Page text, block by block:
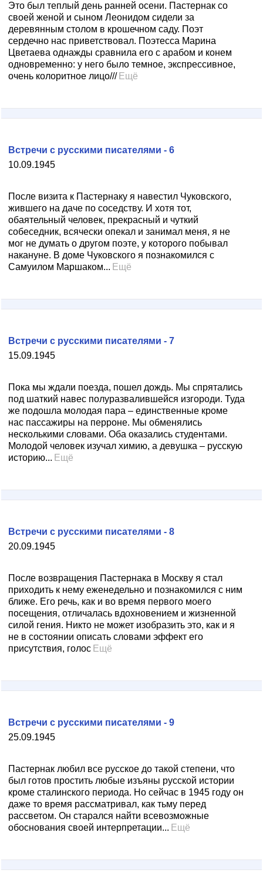
Это был теплый день ранней осени. Пастернак со
своей женой и сыном Леонидом сидели за
деревянным столом в крошечном саду. Поэт
сердечно нас приветствовал. Поэтесса Марина
Цветаева однажды сравнила его с арабом и конем
одновременно: у него было темное, экспрессивное,
очень колоритное лицо/// Ещё
10.09.1945
Встречи с русскими писателями - 6
После визита к Пастернаку я навестил Чуковского,
жившего на даче по соседству. И хотя тот,
обаятельный человек, прекрасный и чуткий
собеседник, всячески опекал и занимал меня, я не
мог не думать о другом поэте, у которого побывал
накануне. В доме Чуковского я познакомился с
Самуилом Маршаком... Ещё
15.09.1945
Встречи с русскими писателями - 7
Пока мы ждали поезда, пошел дождь. Мы спрятались
под шаткий навес полуразвалившейся изгороди. Туда
же подошла молодая пара – единственные кроме
нас пассажиры на перроне. Мы обменялись
несколькими словами. Оба оказались студентами.
Молодой человек изучал химию, а девушка – русскую
историю... Ещё
20.09.1945
Встречи с русскими писателями - 8
После возвращения Пастернака в Москву я стал
приходить к нему еженедельно и познакомился с ним
ближе. Его речь, как и во время первого моего
посещения, отличалась вдохновением и жизненной
силой гения. Никто не может изобразить это, как и я
не в состоянии описать словами эффект его
присутствия, голос Ещё
25.09.1945
Встречи с русскими писателями - 9
Пастернак любил все русское до такой степени, что
был готов простить любые изъяны русской истории
кроме сталинского периода. Но сейчас в 1945 году он
даже то время рассматривал, как тьму перед
рассветом. Он старался найти всевозможные
обоснования своей интерпретации... Ещё